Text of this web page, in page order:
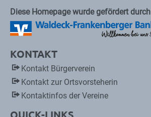
Diese Homepage wurde gefördert durch
KONTAKT
Kontakt Bürgerverein
Kontakt zur Ortsvorsteherin
Kontaktinfos der Vereine
QUICK-LINKS